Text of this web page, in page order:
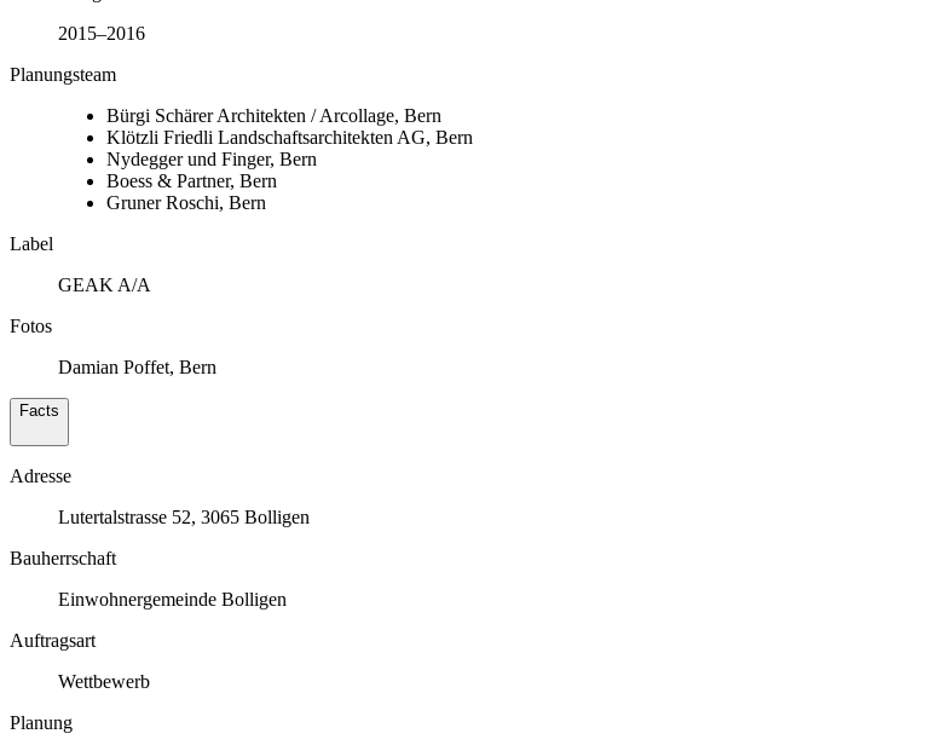
2015–2016
Planungsteam
Bürgi Schärer Architekten / Arcollage, Bern
Klötzli Friedli Landschaftsarchitekten AG, Bern
Nydegger und Finger, Bern
Boess & Partner, Bern
Gruner Roschi, Bern
Label
GEAK A/A
Fotos
Damian Poffet, Bern
Facts
Adresse
Lutertalstrasse 52, 3065 Bolligen
Bauherrschaft
Einwohnergemeinde Bolligen
Auftragsart
Wettbewerb
Planung